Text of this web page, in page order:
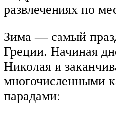
развлечениях по
Зима — самый
Греции. Начиная
Николая и
многочисленными
парадами: